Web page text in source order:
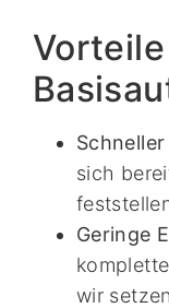
sich
Geringe
wir